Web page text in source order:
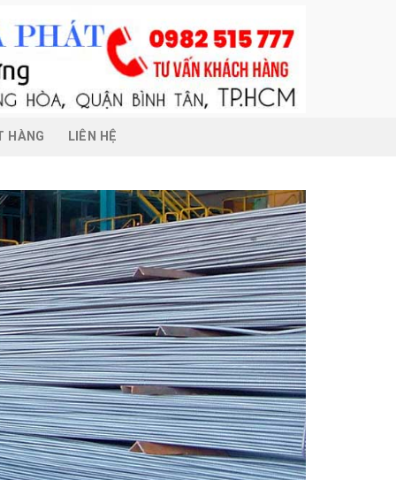
HÀNG LIÊN HỆ